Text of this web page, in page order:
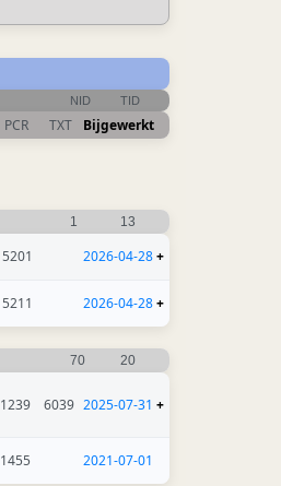
NID TID
PCR TXT Bijgewerkt
1 13
5201 2026-04-28+
5211 2026-04-28+
70 20
1239 6039 2025-07-31 +
1455 2021-07-01